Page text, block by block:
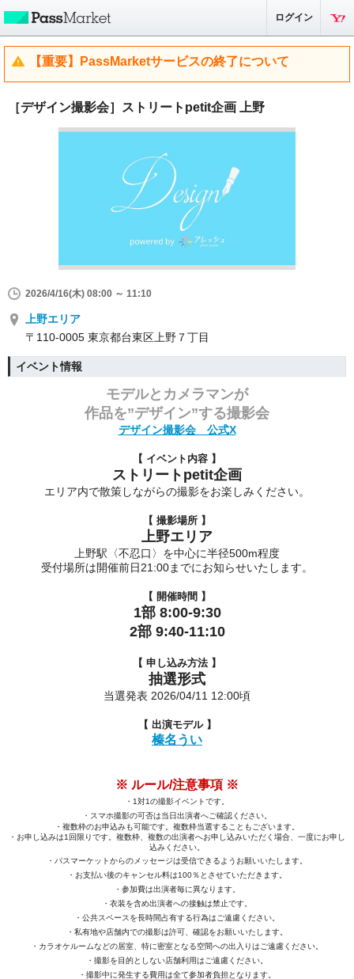
ログイン
【重要】PassMarketサービスの終了について
［デザイン撮影会］ストリートpetit企画 上野
2026/4/16(木) 08:00 ～ 11:10
上野エリア
〒110-0005 東京都台東区上野７丁目
イベント情報
モデルとカメラマンが
作品を”デザイン”する撮影会
デザイン撮影会 公式X
【 イベント内容 】
ストリートpetit企画
エリア内で散策しながらの撮影をお楽しみください。
【 撮影場所 】
上野エリア
上野駅〈不忍口〉を中心に半径500m程度
受付場所は開催前日21:00までにお知らせいたします。
【 開催時間 】
1部 8:00-9:30
2部 9:40-11:10
【 申し込み方法 】
抽選形式
当選発表 2026/04/11 12:00頃
【 出演モデル 】
榛名うい
※ ルール/注意事項 ※
・1対1の撮影イベントです。
・スマホ撮影の可否は当日出演者へご確認ください。
・複数枠のお申込みも可能です。複数枠当選することもございます。
・お申し込みは1回限りです。複数枠、複数の出演者へお申し込みいただく場合、一度にお申し
込みください。
・パスマーケットからのメッセージは受信できるようお願いいたします。
・お支払い後のキャンセル料は100％とさせていただきます。
・参加費は出演者毎に異なります。
・衣装を含め出演者への接触は禁止です。
・公共スペースを長時間占有する行為はご遠慮ください。
・私有地や店舗内での撮影は許可、確認をお願いいたします。
・カラオケルームなどの居室、特に密室となる空間への出入りはご遠慮ください。
・撮影を目的としない店舗利用はご遠慮ください。
・撮影中に発生する費用は全て参加者負担となります